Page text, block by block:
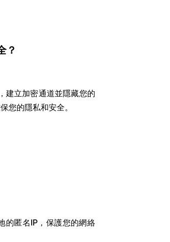
？
建立加密通道並隱藏您的
您的隱私和安全。
的匿名IP，保護您的網絡